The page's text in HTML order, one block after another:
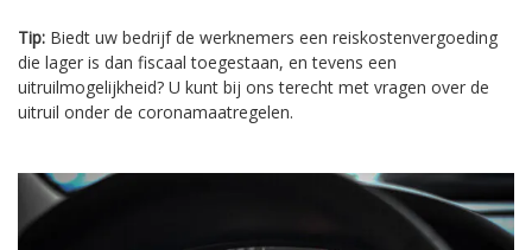
Tip: Biedt uw bedrijf de werknemers een reiskostenvergoeding
die lager is dan fiscaal toegestaan, en tevens een
uitruilmogelijkheid? U kunt bij ons terecht met vragen over de
uitruil onder de coronamaatregelen.